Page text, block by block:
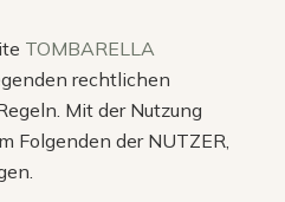
TOMBARELLA
rechtlichen
Mit der Nutzung
Folgenden der NUTZER,